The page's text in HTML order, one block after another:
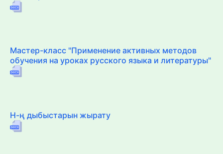
Мастер-класс "Применение активных методов
обучения на уроках русского языка и литературы"
Н-ң дыбыстарын жырату